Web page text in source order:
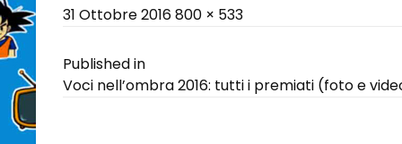
Posted
31 Ottobre 2016Full
800 × 533
Navigazione
Published in
Voci nell’ombra 2016: tutti i premiati (foto e